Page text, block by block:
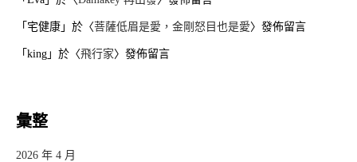
「 宅健康 」於〈菩薩低眉是愛，金剛怒目也是愛〉發佈留言
「 king 」於〈飛行家〉發佈留言
彙整
2026 年 4 月